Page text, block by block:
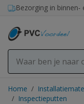
Ga naar de inhoud
Bezorging in binnen-
Home /
/ Inspectieputten